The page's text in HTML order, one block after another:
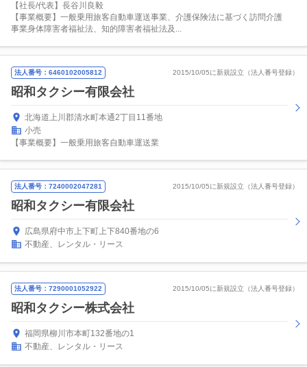
【社長/代表】長谷川良毅
【事業概要】一般乗用旅客自動車運送事業、介護保険法に基づく訪問介護
事業身体障害者福祉法、知的障害者福祉法及...
法人番号：6460102005812 2015/10/05に新規設立（法人番号登録）
昭和タクシー有限会社
北海道上川郡清水町本通2丁目11番地
小売
【事業概要】一般乗用旅客自動車運送業
法人番号：7240002047281 2015/10/05に新規設立（法人番号登録）
昭和タクシー有限会社
広島県府中市上下町上下840番地の6
不動産、レンタル・リース
法人番号：7290001052922 2015/10/05に新規設立（法人番号登録）
昭和タクシー株式会社
福岡県柳川市本町132番地の1
不動産、レンタル・リース